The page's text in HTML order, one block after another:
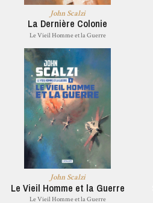
John Scalzi
La Dernière Colonie
Le Vieil Homme et la Guerre
John Scalzi
Le Vieil Homme et la Guerre
Le Vieil Homme et la Guerre